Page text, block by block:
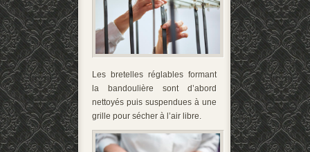
Les bretelles réglables formant
la bandoulière sont d’abord
nettoyés puis suspendues à une
grille pour sécher à l’air libre.